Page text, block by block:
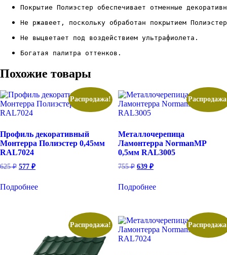
Покрытие Полиэстер обеспечивает отменные
Не ржавеет, поскольку обработан покрытием
Не выцветает под воздействием ультрафиолета.
Богатая палитра оттенков.
Похожие товары
Распродажа!
Профиль декоративный
Монтерра Полиэстер 0,45мм
RAL7024
625₽ Первоначальная
625 ₽.
577 ₽Текущая
Подробнее
Металлочерепица
Ламонтерра NormanMP
0,5мм RAL3005
755₽ Первоначальная
755 ₽.
639 ₽Текущая
Подробнее
Распродажа!